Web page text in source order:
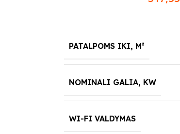
PATALPOMS IKI, M²
NOMINALI GALIA, KW
WI-FI VALDYMAS